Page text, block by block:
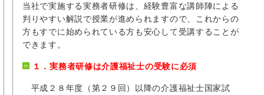
当社で実施する実務者研修は、経験豊富な講師陣による
判りやすい解説で授業が進められますので、これからの
方もすでに始められている方も安心して受講することが
できます。
１．実務者研修は介護福祉士の受験に必須
平成２８年度（第２９回）以降の介護福祉士国家試